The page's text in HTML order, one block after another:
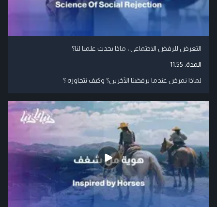
التعرض للرفض الاجتماعي ، ماذا يحدث علميا لنا؟
المدة: 11:55
لماذا نمرض عندما يرفضنا الآخرين؟ وكيف نتجاوزه ؟